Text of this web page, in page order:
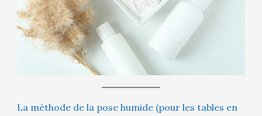
La méthode de la pose humide (pour les tables en